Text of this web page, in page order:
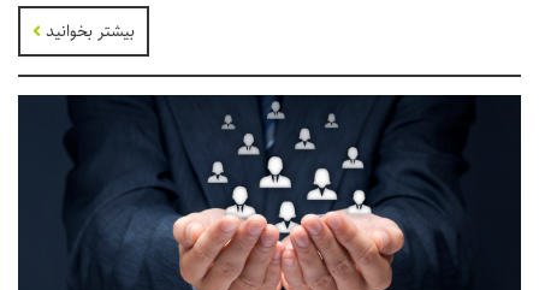
بیشتر بخوانید